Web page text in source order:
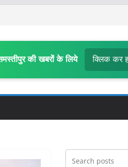
की खबरों के लिये क्लिक कर